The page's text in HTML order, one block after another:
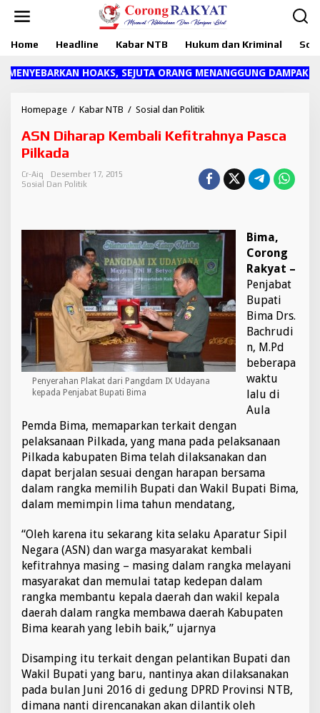
Home Headline Kabar NTB Hukum dan Kriminal
HOAKS, SEJUTA ORANG MENANGGUNG DAMPAKNYA"
Homepage / Kabar NTB / Sosial dan Politik
N
h
a
K
m
b
l
K
e
i
t
n
y
a
P
a
s
c
P
i
k
a
d
a
ASN Diharap Kembali Kefitrahnya Pasca
Pilkada
Cr-Aiq
Desember 17, 2015
Sosial Dan Politik
Penyerahan Plakat dari Pangdam IX Udayana
kepada Penjabat Bupati Bima
Bima,
Corong
Rakyat –
Penjabat
Bupati
Bima Drs.
Bachrudi
n, M.Pd
beberapa
waktu
lalu di
Aula
Pemda Bima, memaparkan terkait dengan
pelaksanaan Pilkada, yang mana pada pelaksanaan
Pilkada kabupaten Bima telah dilaksanakan dan
dapat berjalan sesuai dengan harapan bersama
dalam rangka memilih Bupati dan Wakil Bupati Bima,
dalam memimpin lima tahun mendatang,
“Oleh karena itu sekarang kita selaku Aparatur Sipil
Negara (ASN) dan warga masyarakat kembali
kefitrahnya masing – masing dalam rangka melayani
masyarakat dan memulai tatap kedepan dalam
rangka membantu kepala daerah dan wakil kepala
daerah dalam rangka membawa daerah Kabupaten
Bima kearah yang lebih baik,” ujarnya
Disamping itu terkait dengan pelantikan Bupati dan
Wakil Bupati yang baru, nantinya akan dilaksanakan
pada bulan Juni 2016 di gedung DPRD Provinsi NTB,
dimana nanti direncanakan akan dilantik oleh